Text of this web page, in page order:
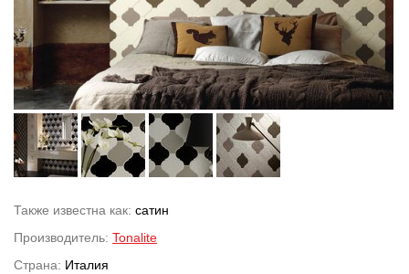
Также известна как: сатин
Производитель: Tonalite
Страна: Италия